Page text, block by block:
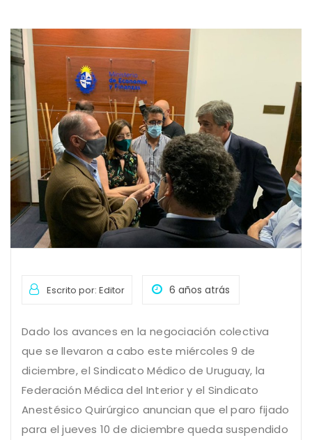
Escrito por: Editor 6 años atrás
Dado los avances en la negociación colectiva
que se llevaron a cabo este miércoles 9 de
diciembre, el Sindicato Médico de Uruguay, la
Federación Médica del Interior y el Sindicato
Anestésico Quirúrgico anuncian que el paro fijado
para el jueves 10 de diciembre queda suspendido